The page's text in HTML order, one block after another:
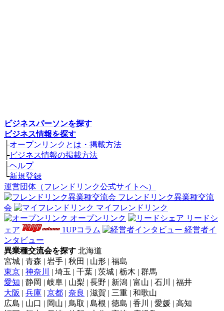
ビジネスパーソンを探す
ビジネス情報を探す
├オープンリンクとは・掲載方法
├ビジネス情報の掲載方法
├ヘルプ
└新規登録
運営団体（フレンドリンク公式サイトへ）
フレンドリンク異業種交流
会
マイフレンドリンク
オープンリンク
リードシ
ェア
1UPコラム
経営者イ
ンタビュー
異業種交流会を探す 北海道
宮城 | 青森 | 岩手 | 秋田 | 山形 | 福島
東京 | 神奈川
| 埼玉 | 千葉 | 茨城 | 栃木 | 群馬
愛知 | 静岡 | 岐阜 | 山梨 | 長野 | 新潟 | 富山 | 石川 | 福井
大阪 | 兵庫 | 京都 | 奈良 | 滋賀 | 三重 | 和歌山
広島 | 山口 | 岡山 | 鳥取 | 島根 | 徳島 | 香川 | 愛媛 | 高知